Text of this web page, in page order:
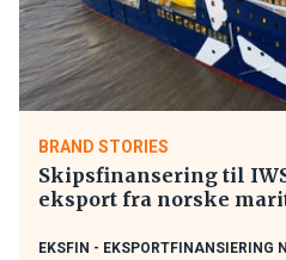
BRAND STORIES
Skipsfinansering til
eksport fra norske
EKSFIN - EKSPORTFINANSIERING